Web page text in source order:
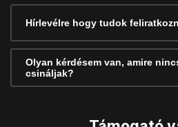
Hírlevélre hogy tudok
Olyan kérdésem van, amire
csináljak?